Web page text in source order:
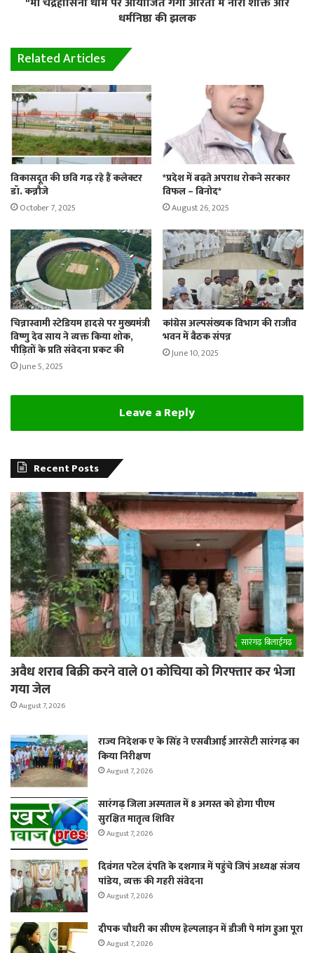
धर्मनिष्ठा की झलक
Related Articles
विकासदूत की छवि गढ़ रहे हैं कलेक्टर
डॉ. कन्नौजे
October 7, 2025
*प्रदेश में बढ़ते अपराध रोकने सरकार
विफल – बिनोद*
August 26, 2025
चिन्नास्वामी स्टेडियम हादसे पर मुख्यमंत्री
विष्णु देव साय ने व्यक्त किया शोक,
पीड़ितों के प्रति संवेदना प्रकट की
June 5, 2025
कांग्रेस अल्पसंख्यक विभाग की राजीव
भवन में बैठक संपन्न
June 10, 2025
Leave a Reply
Recent Posts
सारंगढ़ बिलाईगढ़
अवैध शराब बिक्री करने वाले 01 कोचिया को गिरफ्तार कर भेजा
गया जेल
August 7, 2026
राज्य निदेशक ए के सिंह ने एसबीआई आरसेटी सारंगढ़ का
किया निरीक्षण
August 7, 2026
सारंगढ़ जिला अस्पताल में 8 अगस्त को होगा पीएम
सुरक्षित मातृत्व शिविर
August 7, 2026
दिवंगत पटेल दंपति के दशगात्र में पहुंचे जिपं अध्यक्ष संजय
पांडेय, व्यक्त की गहरी संवेदना
August 7, 2026
दीपक चौधरी का सीएम हेल्पलाइन में डीजी पे मांग हुआ पूरा
August 7, 2026